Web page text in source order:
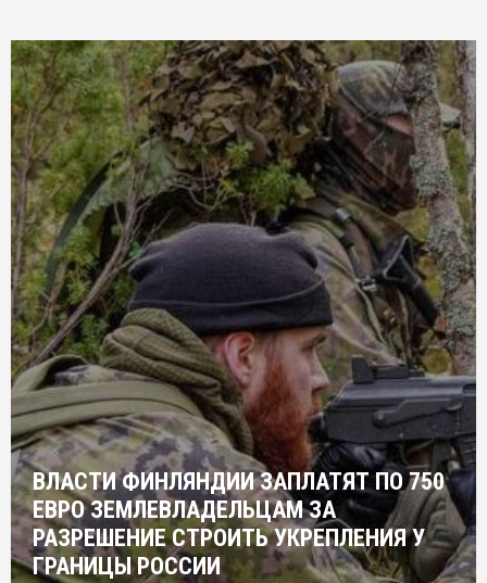
ВЛАСТИ ФИНЛЯНДИИ ЗАПЛАТЯТ ПО 750
ЕВРО ЗЕМЛЕВЛАДЕЛЬЦАМ ЗА
РАЗРЕШЕНИЕ СТРОИТЬ УКРЕПЛЕНИЯ У
ГРАНИЦЫ РОССИИ